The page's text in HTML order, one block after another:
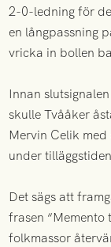
2-0-ledning för
en långpassning
vricka in bollen
Innan
skulle Tvååker
Mervin Celik
under
Det sägs att
frasen “Memento
folkmassor